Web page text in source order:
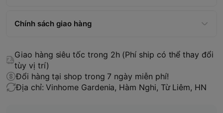
Chính sách giao hàng
Giao hàng siêu tốc trong 2h (Phí ship có thể thay đổi
tùy vị trí)
Đổi hàng tại shop trong 7 ngày miễn phí!
Địa chỉ: Vinhome Gardenia, Hàm Nghi, Từ Liêm, HN